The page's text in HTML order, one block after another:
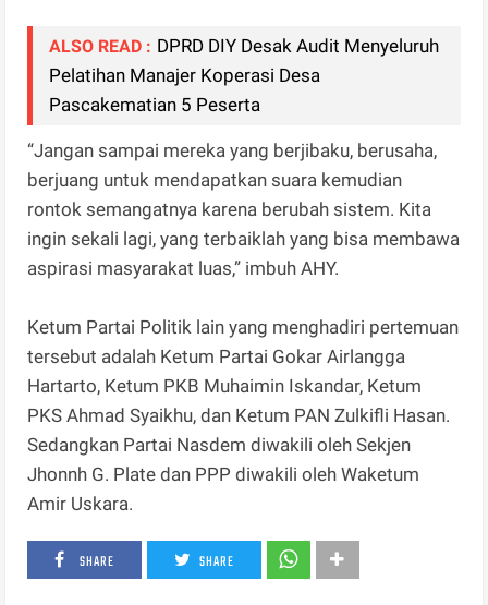
ALSO READ : DPRD DIY Desak Audit Menyeluruh
Pelatihan Manajer Koperasi Desa
Pascakematian 5 Peserta
“Jangan sampai mereka yang berjibaku, berusaha,
berjuang untuk mendapatkan suara kemudian
rontok semangatnya karena berubah sistem. Kita
ingin sekali lagi, yang terbaiklah yang bisa membawa
aspirasi masyarakat luas,” imbuh AHY.
Ketum Partai Politik lain yang menghadiri pertemuan
tersebut adalah Ketum Partai Gokar Airlangga
Hartarto, Ketum PKB Muhaimin Iskandar, Ketum
PKS Ahmad Syaikhu, dan Ketum PAN Zulkifli Hasan.
Sedangkan Partai Nasdem diwakili oleh Sekjen
Jhonnh G. Plate dan PPP diwakili oleh Waketum
Amir Uskara.
SHARE SHARE